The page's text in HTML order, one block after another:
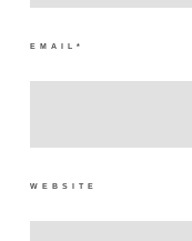
EMAIL *
WEBSITE